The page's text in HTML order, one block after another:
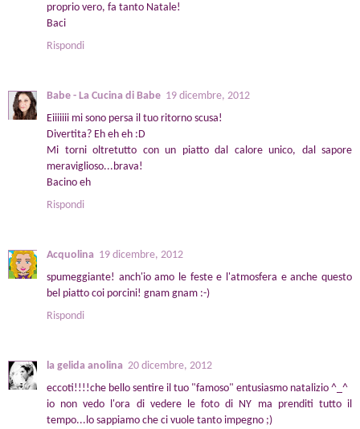
proprio vero, fa tanto Natale!
Baci
Rispondi
Babe - La Cucina di Babe 19 dicembre, 2012
Eiiiiiii mi sono persa il tuo ritorno scusa!
Divertita? Eh eh eh :D
Mi torni oltretutto con un piatto dal calore unico, dal sapore
meraviglioso...brava!
Bacino eh
Rispondi
Acquolina 19 dicembre, 2012
spumeggiante! anch'io amo le feste e l'atmosfera e anche questo
bel piatto coi porcini! gnam gnam :-)
Rispondi
la gelida anolina 20 dicembre, 2012
eccoti!!!!che bello sentire il tuo "famoso" entusiasmo natalizio ^_^
io non vedo l'ora di vedere le foto di NY ma prenditi tutto il
tempo...lo sappiamo che ci vuole tanto impegno ;)